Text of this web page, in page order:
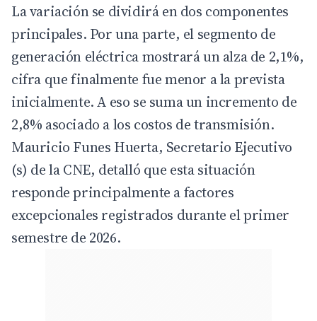
La variación se dividirá en dos componentes
principales. Por una parte, el segmento de
generación eléctrica mostrará un alza de 2,1%,
cifra que finalmente fue menor a la prevista
inicialmente. A eso se suma un incremento de
2,8% asociado a los costos de transmisión.
Mauricio Funes Huerta, Secretario Ejecutivo
(s) de la CNE, detalló que esta situación
responde principalmente a factores
excepcionales registrados durante el primer
semestre de 2026.